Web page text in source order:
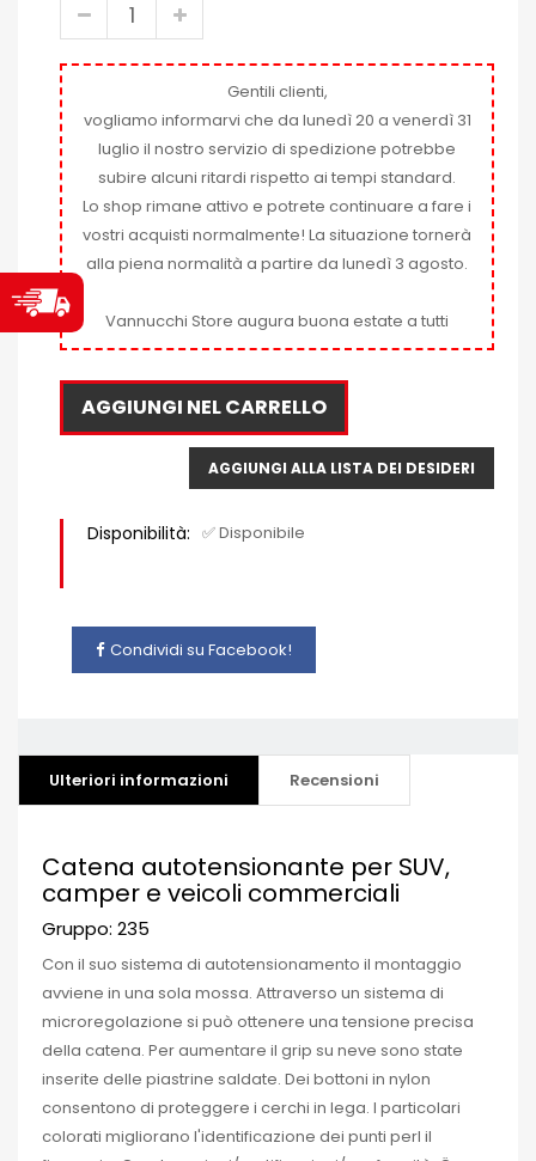
Gentili clienti,
vogliamo informarvi che da lunedì 20 a venerdì 31
luglio il nostro servizio di spedizione potrebbe
subire alcuni ritardi rispetto ai tempi standard.
Lo shop rimane attivo e potrete continuare a fare i
vostri acquisti normalmente! La situazione tornerà
alla piena normalità a partire da lunedì 3 agosto.
Vannucchi Store augura buona estate a tutti
AGGIUNGI NEL CARRELLO
AGGIUNGI ALLA LISTA DEI DESIDERI
Disponibilità: ✅ Disponibile
Condividi su Facebook!
Ulteriori informazioni Recensioni
Catena autotensionante per SUV,
camper e veicoli commerciali
Gruppo: 235
Con il suo sistema di autotensionamento il montaggio
avviene in una sola mossa. Attraverso un sistema di
microregolazione si può ottenere una tensione precisa
della catena. Per aumentare il grip su neve sono state
inserite delle piastrine saldate. Dei bottoni in nylon
consentono di proteggere i cerchi in lega. I particolari
colorati migliorano l'identificazione dei punti perl il